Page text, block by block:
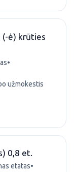
(-ė) krūties
•
užmokestis
0,8 et.
etatas•